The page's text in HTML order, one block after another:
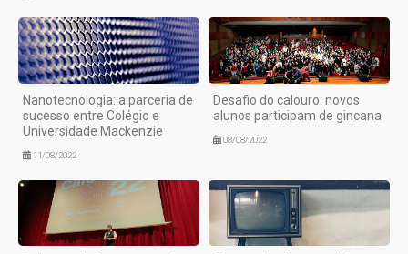
Nanotecnologia: a parceria de
sucesso entre Colégio e
Universidade Mackenzie
11/08/2022
Desafio do calouro: novos
alunos participam de gincana
08/08/2022